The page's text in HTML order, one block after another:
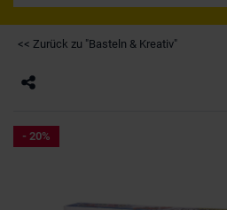
<< Zurück zu "Basteln & Kreativ"
- 20%